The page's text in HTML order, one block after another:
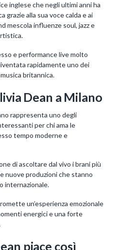
inglese che negli ultimi anni ha
grazie alla sua voce calda e ai
mescola influenze soul, jazz e
e performance live molto
rapidamente uno dei
britannica.
Dean a Milano
rappresenta uno degli
per chi ama le
tempo moderne e
di ascoltare dal vivo i brani più
nuove produzioni che stanno
internazionale.
un’esperienza emozionale
energici e una forte
piace così